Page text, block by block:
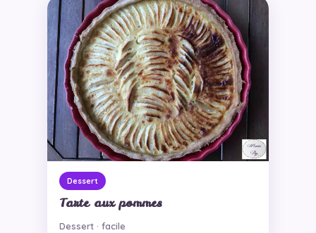
Dessert
Tarte aux pommes
Dessert · facile